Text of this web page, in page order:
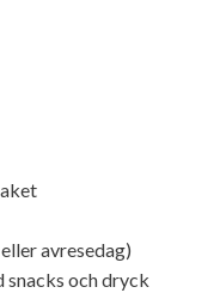
avresedag)
snacks och dryck